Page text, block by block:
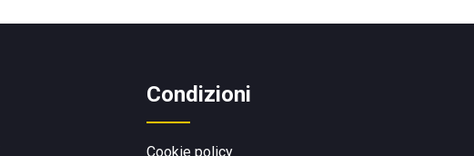
Condizioni
Cookie policy